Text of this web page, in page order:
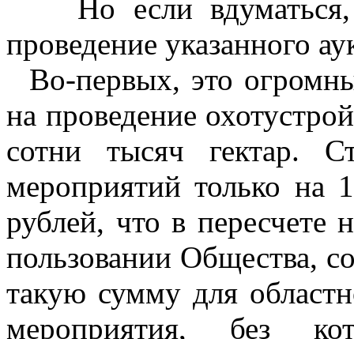
Но если вдуматься,
проведение указанного
Во-первых, это
на проведение
сотни тысяч гектар.
мероприятий только на
рублей, что в пересчете
пользовании Общества,
такую сумму для
мероприятия, без